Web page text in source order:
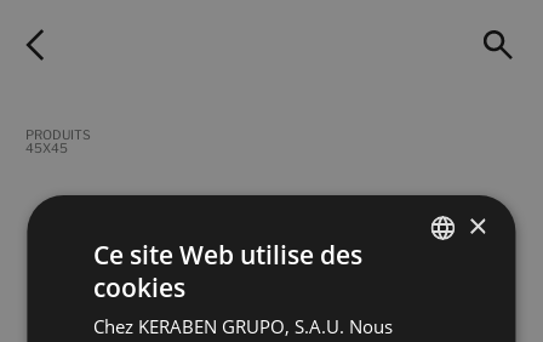
PRODUITS
45X45
×
Ce site Web utilise des
cookies
Chez KERABEN GRUPO, S.A.U. Nous